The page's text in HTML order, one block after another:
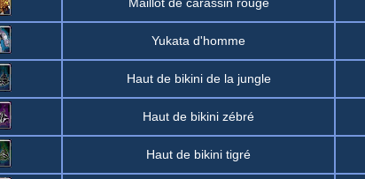
Yukata d'homme
Haut de bikini de la jungle
Haut de bikini zébré
Haut de bikini tigré